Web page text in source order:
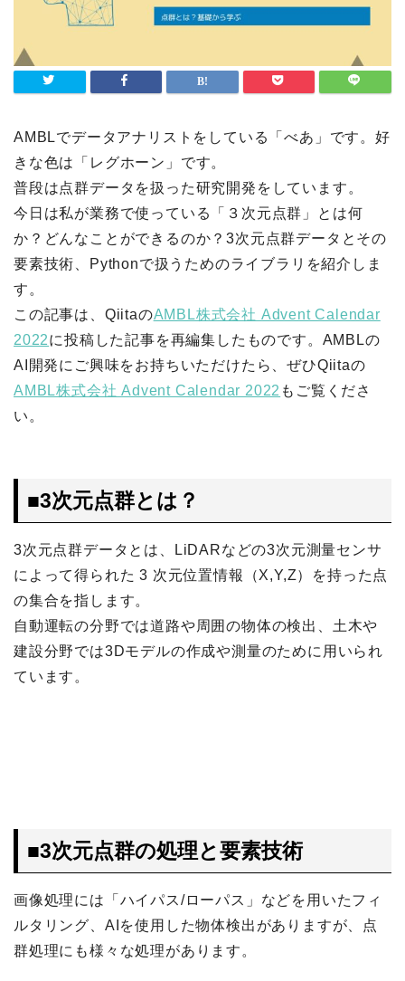
AMBLでデータアナリストをしている「べあ」です。好
きな色は「レグホーン」です。
普段は点群データを扱った研究開発をしています。
今日は私が業務で使っている「３次元点群」とは何
か？どんなことができるのか？3次元点群データとその
要素技術、Pythonで扱うためのライブラリを紹介しま
す。
この記事は、QiitaのAMBL株式会社 Advent Calendar
2022に投稿した記事を再編集したものです。AMBLの
AI開発にご興味をお持ちいただけたら、ぜひQiitaの
AMBL株式会社 Advent Calendar 2022 もご覧くださ
い。
■3次元点群とは？
3次元点群データとは、LiDARなどの3次元測量センサ
によって得られた 3 次元位置情報（X,Y,Z）を持った点
の集合を指します。
自動運転の分野では道路や周囲の物体の検出、土木や
建設分野では3Dモデルの作成や測量のために用いられ
ています。
■3次元点群の処理と要素技術
画像処理には「ハイパス/ローパス」などを用いたフィ
ルタリング、AIを使用した物体検出がありますが、点
群処理にも様々な処理があります。